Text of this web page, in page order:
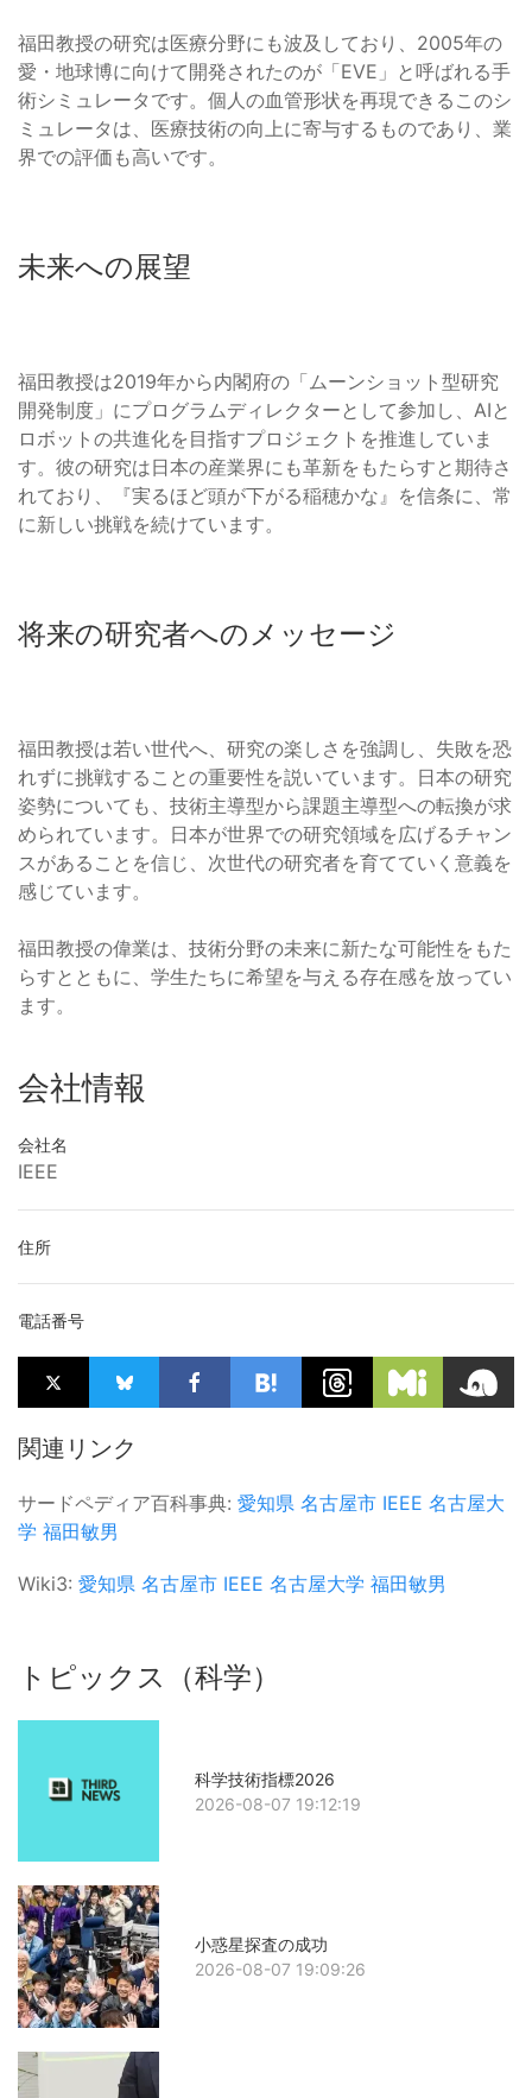
福田教授の研究は医療分野にも波及しており、2005年の
愛・地球博に向けて開発されたのが「EVE」と呼ばれる手
術シミュレータです。個人の血管形状を再現できるこのシ
ミュレータは、医療技術の向上に寄与するものであり、業
界での評価も高いです。
未来への展望
福田教授は2019年から内閣府の「ムーンショット型研究
開発制度」にプログラムディレクターとして参加し、AIと
ロボットの共進化を目指すプロジェクトを推進していま
す。彼の研究は日本の産業界にも革新をもたらすと期待さ
れており、『実るほど頭が下がる稲穂かな』を信条に、常
に新しい挑戦を続けています。
将来の研究者へのメッセージ
福田教授は若い世代へ、研究の楽しさを強調し、失敗を恐
れずに挑戦することの重要性を説いています。日本の研究
姿勢についても、技術主導型から課題主導型への転換が求
められています。日本が世界での研究領域を広げるチャン
スがあることを信じ、次世代の研究者を育てていく意義を
感じています。
福田教授の偉業は、技術分野の未来に新たな可能性をもた
らすとともに、学生たちに希望を与える存在感を放ってい
ます。
会社情報
会社名
IEEE
住所
電話番号
関連リンク
サードペディア百科事典: 愛知県 名古屋市 IEEE 名古屋大
学 福田敏男
Wiki3: 愛知県 名古屋市 IEEE 名古屋大学 福田敏男
トピックス（科学）
科学技術指標2026
2026-08-07 19:12:19
小惑星探査の成功
2026-08-07 19:09:26